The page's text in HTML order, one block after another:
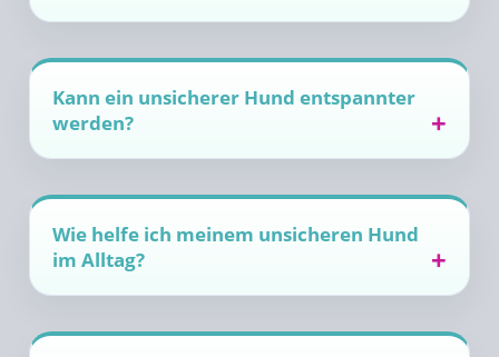
Kann ein unsicherer Hund entspannter
werden?
Wie helfe ich meinem unsicheren Hund
im Alltag?